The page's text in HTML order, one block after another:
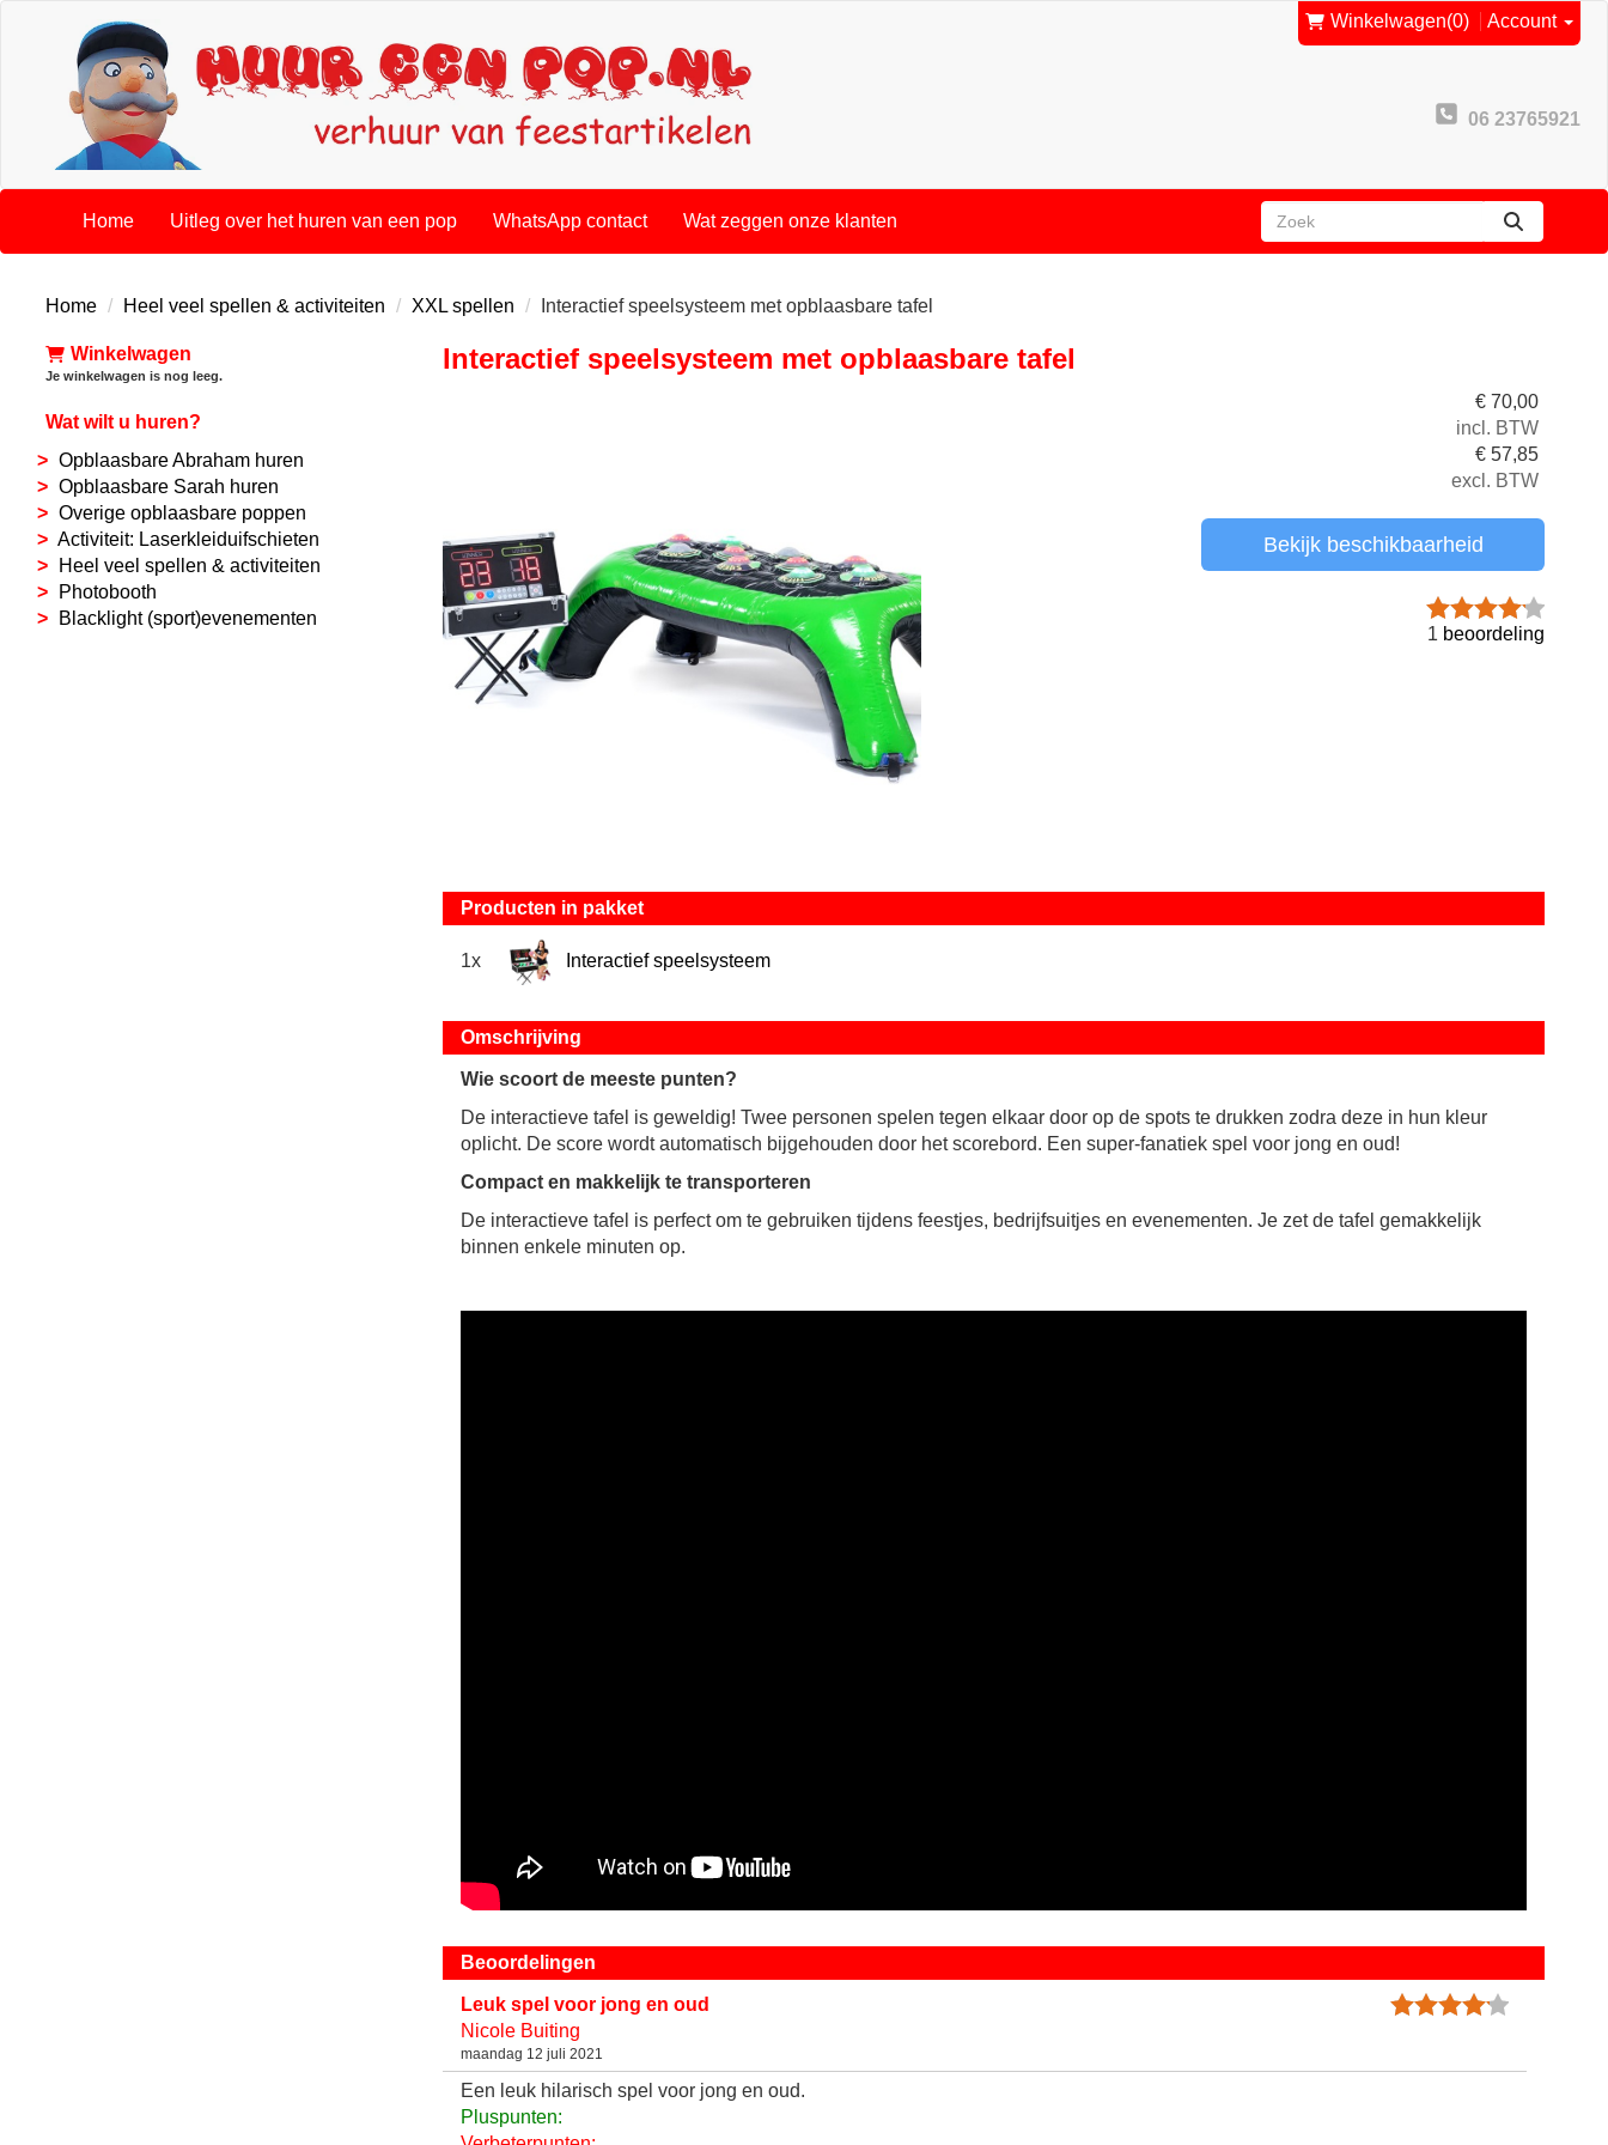
Winkelwagen(0) Account
06 23765921
Home Uitleg over het huren van een pop WhatsApp contact Wat zeggen onze klanten
zoeken
Home Heel veel spellen & activiteiten XXL spellen Interactief speelsysteem met opblaasbare tafel
Winkelwagen
Je winkelwagen is nog leeg.
Wat wilt u huren?
Opblaasbare Abraham huren
Opblaasbare Sarah huren
Overige opblaasbare poppen
Activiteit: Laserkleiduifschieten
Heel veel spellen & activiteiten
Photobooth
Blacklight (sport)evenementen
Interactief speelsysteem met opblaasbare tafel
€ 70,00
incl. BTW
€ 57,85
excl. BTW
Bekijk beschikbaarheid
1 beoordeling
Producten in pakket
1x Interactief speelsysteem
Omschrijving
Wie scoort de meeste punten?
De interactieve tafel is geweldig! Twee personen spelen tegen elkaar door op de spots te drukken zodra deze in hun kleur
oplicht. De score wordt automatisch bijgehouden door het scorebord. Een super-fanatiek spel voor jong en oud!
Compact en makkelijk te transporteren
De interactieve tafel is perfect om te gebruiken tijdens feestjes, bedrijfsuitjes en evenementen. Je zet de tafel gemakkelijk
binnen enkele minuten op.
Beoordelingen
Leuk spel voor jong en oud
Nicole Buiting
maandag 12 juli 2021
Een leuk hilarisch spel voor jong en oud.
Pluspunten: